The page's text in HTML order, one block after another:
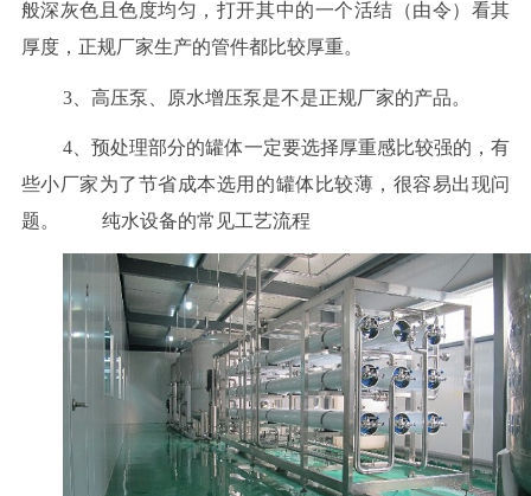
般深灰色且色度均匀，打开其中的一个活结（由令）看其
厚度，正规厂家生产的管件都比较厚重。
3、高压泵、原水增压泵是不是正规厂家的产品。
4、预处理部分的罐体一定要选择厚重感比较强的，有
些小厂家为了节省成本选用的罐体比较薄，很容易出现问
题。 纯水设备的常见工艺流程